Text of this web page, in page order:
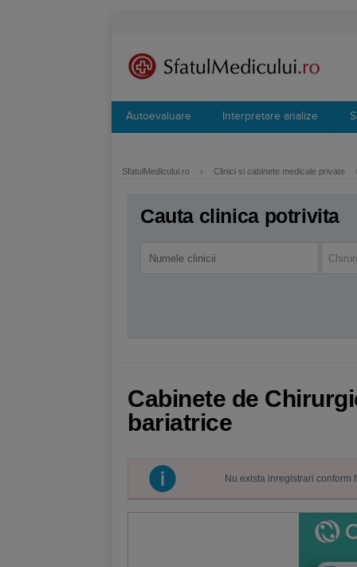
Autoevaluare Interpretare analize
SfatulMedicului.ro › Clinici si cabinete medicale private
Cauta clinica potrivita
Cabinete de
bariatrice
Nu exista inregistrari